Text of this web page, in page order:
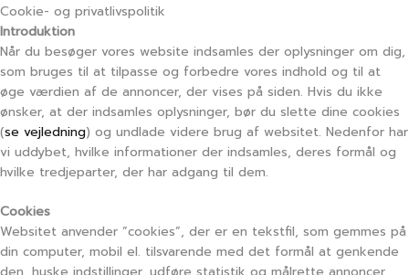
Cookie- og privatlivspolitik
Introduktion
Når du besøger vores website indsamles der oplysninger om dig,
som bruges til at tilpasse og forbedre vores indhold og til at
øge værdien af de annoncer, der vises på siden. Hvis du ikke
ønsker, at der indsamles oplysninger, bør du slette dine cookies
(se vejledning) og undlade videre brug af websitet. Nedenfor har
vi uddybet, hvilke informationer der indsamles, deres formål og
hvilke tredjeparter, der har adgang til dem.
Cookies
Websitet anvender ”cookies”, der er en tekstfil, som gemmes på
din computer, mobil el. tilsvarende med det formål at genkende